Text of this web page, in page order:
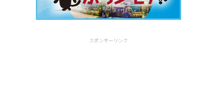
スポンサーリンク